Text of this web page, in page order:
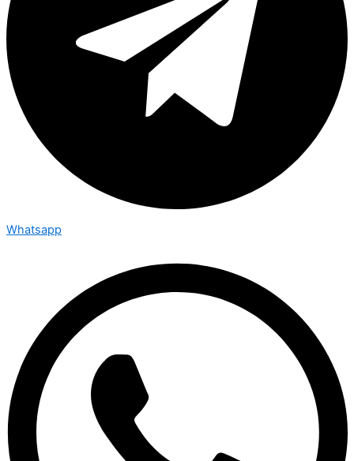
Whatsapp